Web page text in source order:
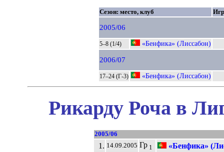
Сезон: место, клуб
2005/06
5–8 (1/4) «Бенфика» (Лиссабон)
2006/07
17–24 (Г-3) «Бенфика» (Лиссабон)
Рикарду Роча в
2005/06
1. 14.09.2005 Гр1
«Бенфика»